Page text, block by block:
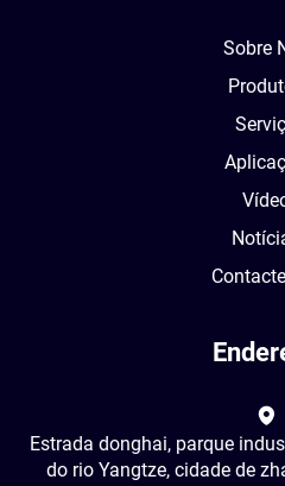
Sobre
Estrada donghai, parque
do rio Yangtze, cidade de